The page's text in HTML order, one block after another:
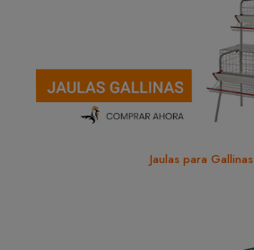
Jaulas para Gallinas